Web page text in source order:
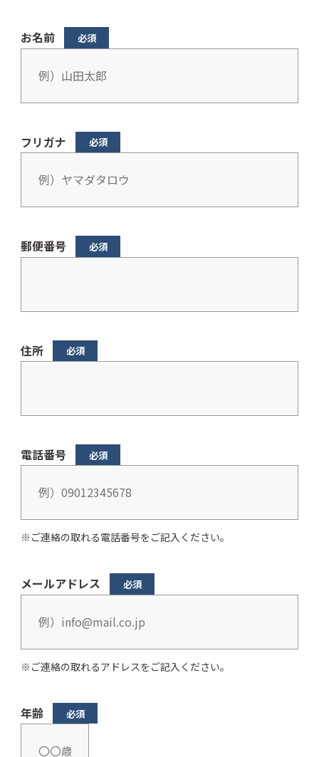
お名前
フリガナ
郵便番号
住所
電話番号
ご連絡の取れる電話番号をご記入ください。
メールアドレス
ご連絡の取れるアドレスをご記入ください。
年齢